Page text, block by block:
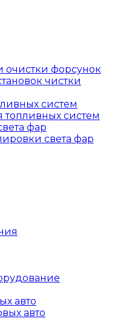
очистки форсунок
чистки
систем
систем
фар
света фар
авто
авто